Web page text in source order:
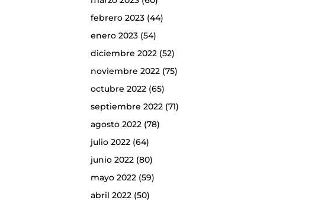
febrero 2023(44)
enero 2023(54)
diciembre 2022(52)
noviembre 2022(75)
octubre 2022(65)
septiembre 2022(71)
agosto 2022(78)
julio 2022(64)
junio 2022(80)
mayo 2022(59)
abril 2022(50)